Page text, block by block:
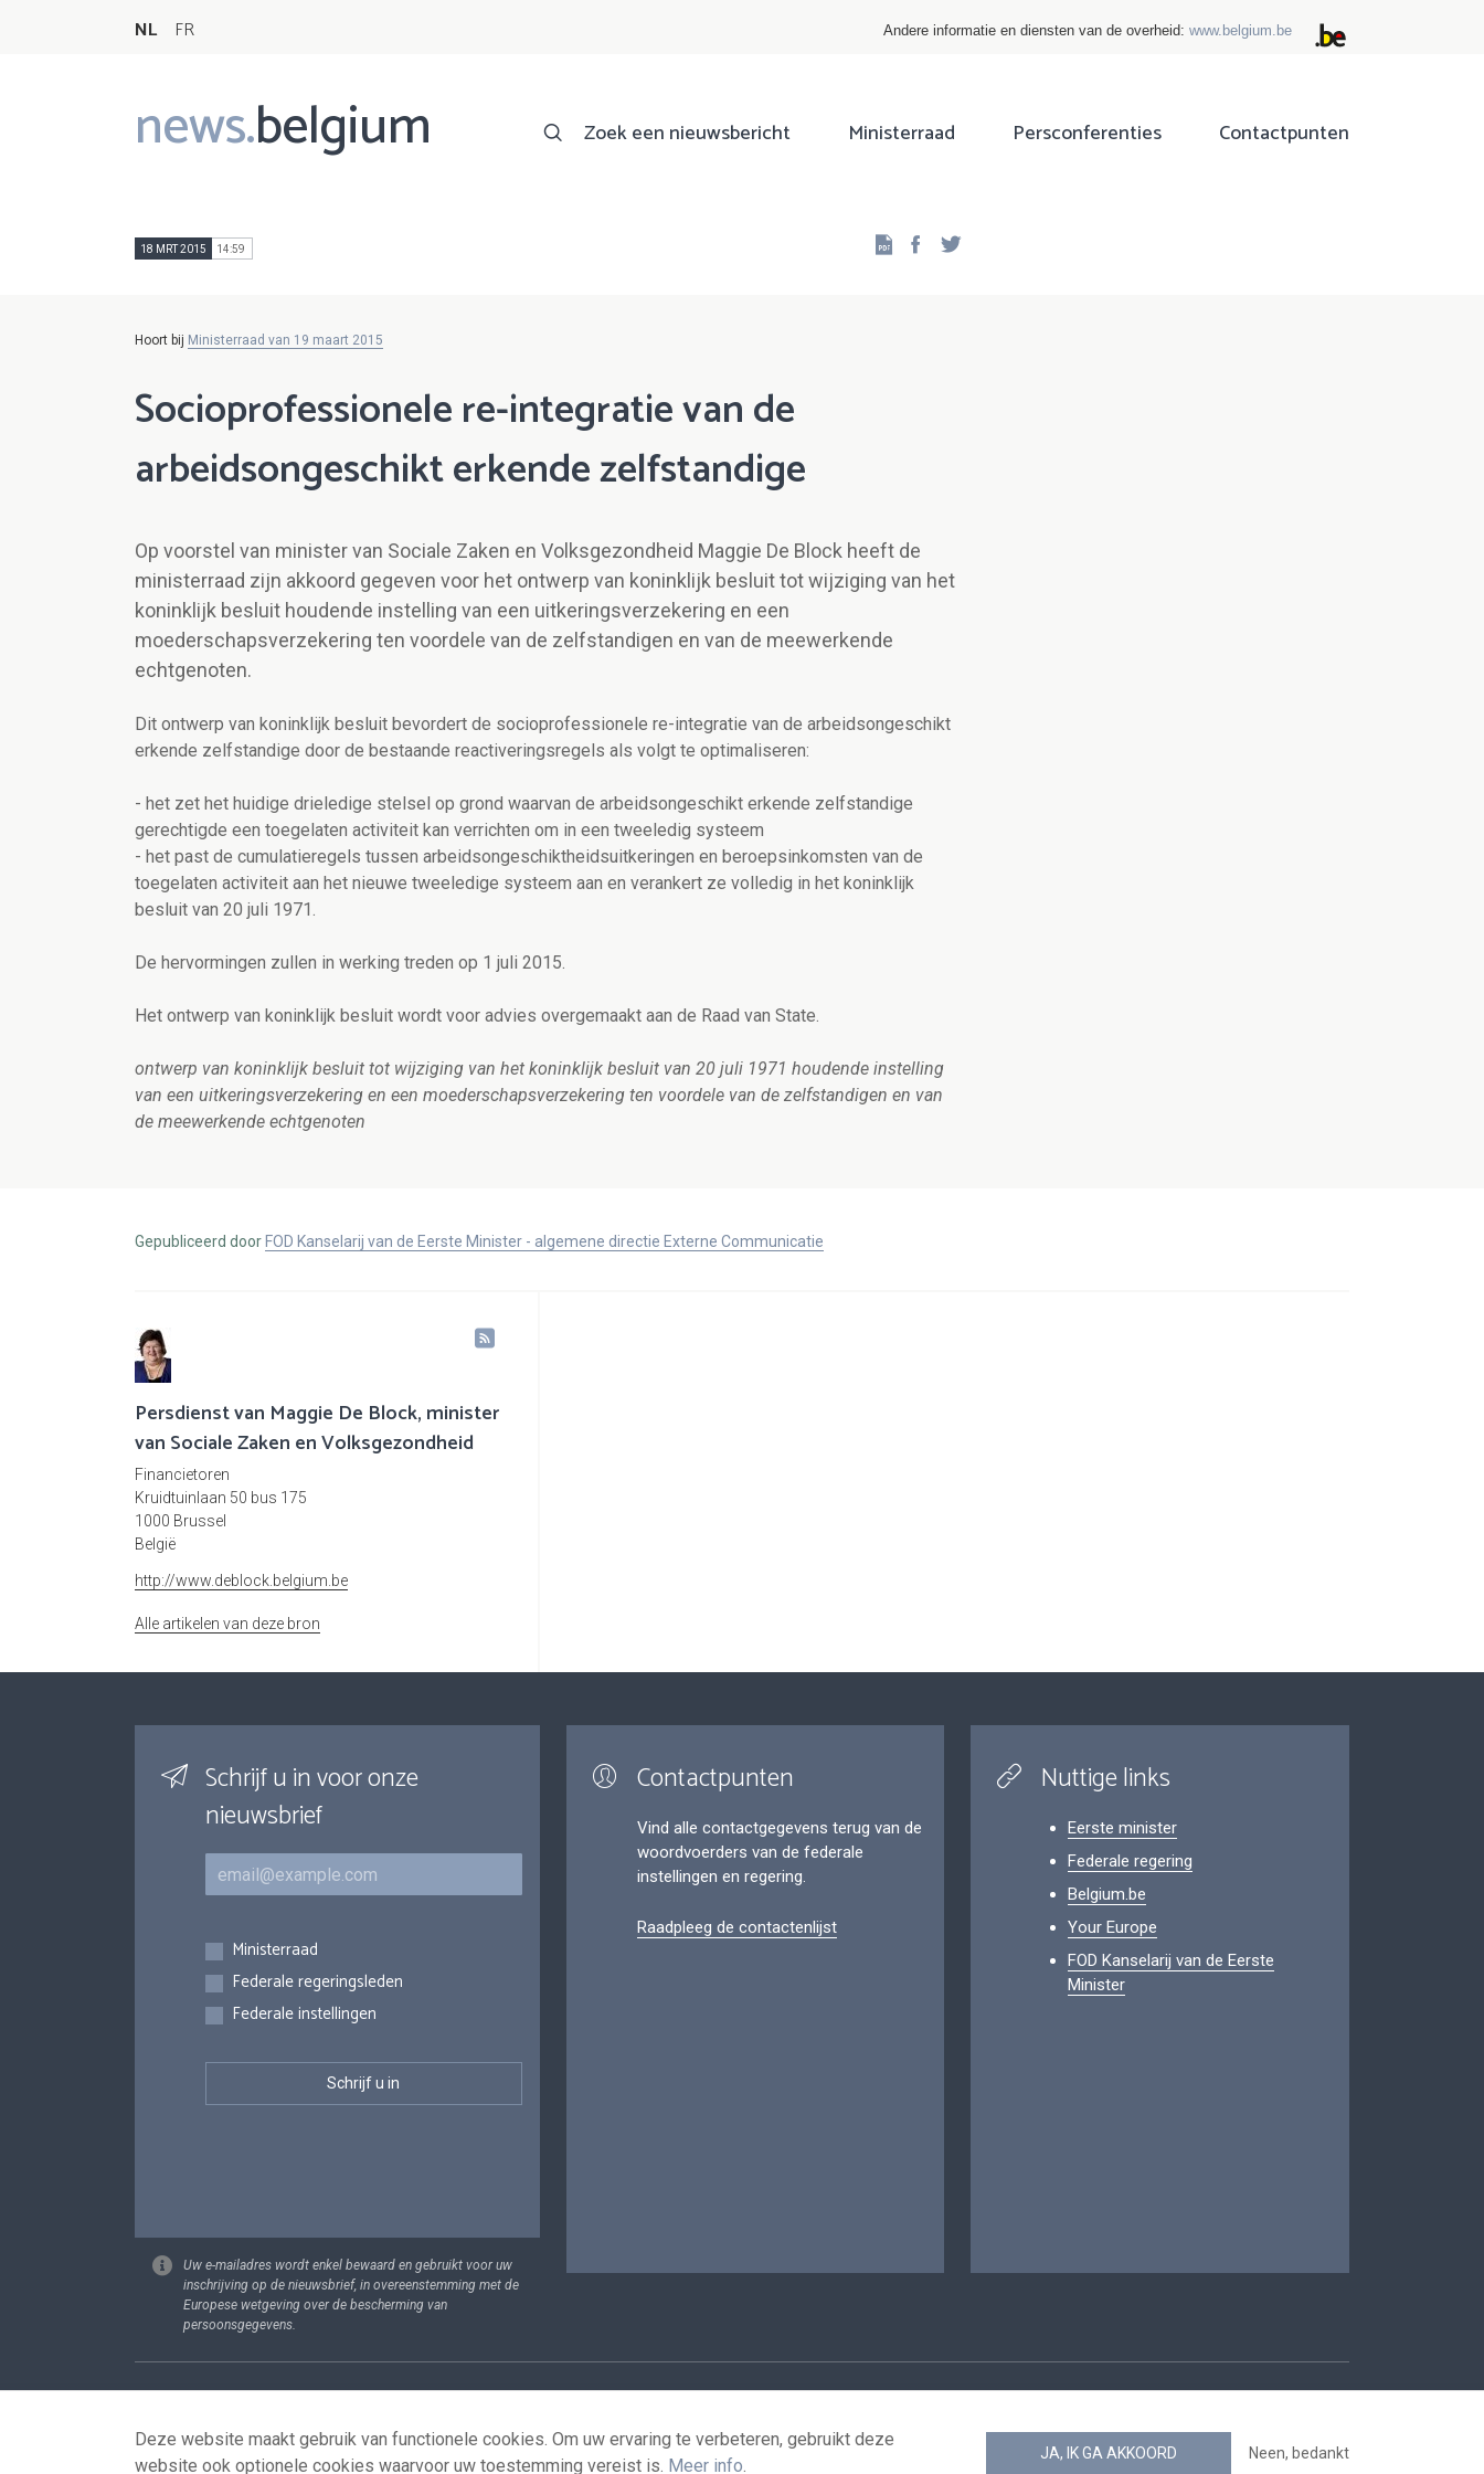
NL FR Andere informatie en diensten van de overheid: www.belgium.be
news.belgium
Main
navigation
Zoek een nieuwsbericht Ministerraad Persconferenties Contactpunten
18 MRT 2015 14:59 Facebook
Hoort bij Ministerraad van 19 maart 2015
Socioprofessionele re-integratie van de
arbeidsongeschikt erkende zelfstandige
Op voorstel van minister van Sociale Zaken en Volksgezondheid Maggie De Block heeft de
ministerraad zijn akkoord gegeven voor het ontwerp van koninklijk besluit tot wijziging van het
koninklijk besluit houdende instelling van een uitkeringsverzekering en een
moederschapsverzekering ten voordele van de zelfstandigen en van de meewerkende
echtgenoten.
Dit ontwerp van koninklijk besluit bevordert de socioprofessionele re-integratie van de arbeidsongeschikt
erkende zelfstandige door de bestaande reactiveringsregels als volgt te optimaliseren:
- het zet het huidige drieledige stelsel op grond waarvan de arbeidsongeschikt erkende zelfstandige
gerechtigde een toegelaten activiteit kan verrichten om in een tweeledig systeem
- het past de cumulatieregels tussen arbeidsongeschiktheidsuitkeringen en beroepsinkomsten van de
toegelaten activiteit aan het nieuwe tweeledige systeem aan en verankert ze volledig in het koninklijk
besluit van 20 juli 1971.
De hervormingen zullen in werking treden op 1 juli 2015.
Het ontwerp van koninklijk besluit wordt voor advies overgemaakt aan de Raad van State.
ontwerp van koninklijk besluit tot wijziging van het koninklijk besluit van 20 juli 1971 houdende instelling
van een uitkeringsverzekering en een moederschapsverzekering ten voordele van de zelfstandigen en van
de meewerkende echtgenoten
Gepubliceerd door FOD Kanselarij van de Eerste Minister - algemene directie Externe Communicatie
Persdienst van Maggie De Block, minister
van Sociale Zaken en Volksgezondheid
Financietoren
Kruidtuinlaan 50 bus 175
1000 Brussel
België
http://www.deblock.belgium.be
Alle artikelen van deze bron
Schrijf u in voor onze
nieuwsbrief
E-mail
Inschrijvingen
Ministerraad
Federale regeringsleden
Federale instellingen
Uw e-mailadres wordt enkel bewaard en gebruikt voor uw
inschrijving op de nieuwsbrief, in overeenstemming met de
Europese wetgeving over de bescherming van
persoonsgegevens.
Contactpunten
Vind alle contactgegevens terug van de
woordvoerders van de federale
instellingen en regering.
Raadpleeg de contactenlijst
Nuttige links
Eerste minister
Federale regering
Belgium.be
Your Europe
FOD Kanselarij van de Eerste
Minister
Footer
Deze website maakt gebruik van functionele cookies. Om uw ervaring te verbeteren, gebruikt deze
website ook optionele cookies waarvoor uw toestemming vereist is. Meer info.
JA, IK GA AKKOORD Neen, bedankt